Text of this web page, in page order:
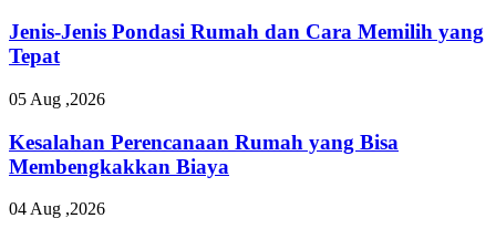
Jenis-Jenis Pondasi Rumah dan Cara Memilih yang
Tepat
05 Aug ,2026
Kesalahan Perencanaan Rumah yang Bisa
Membengkakkan Biaya
04 Aug ,2026